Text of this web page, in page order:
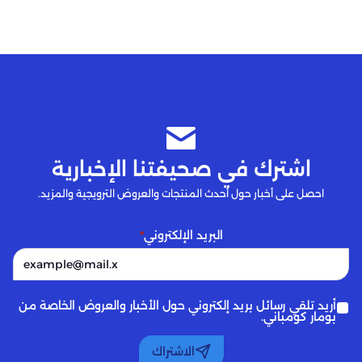
اشترك في صحيفتنا الإخبارية
احصل على أخبار حول أحدث المنتجات والعروض الترويجية والمزيد.
البريد الإلكتروني*
أريد تلقي رسائل بريد إلكتروني حول الأخبار والعروض الخاصة من
بومار كومباني.
الاشتراك